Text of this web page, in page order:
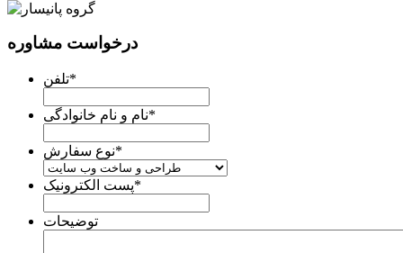
درخواست مشاوره
تلفن*
نام و نام خانوادگی*
نوع سفارش*
پست الکترونیک*
توضیحات